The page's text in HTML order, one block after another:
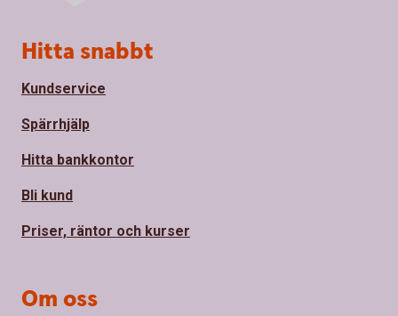
Sidfot
Hitta snabbt
Kundservice
Spärrhjälp
Hitta bankkontor
Bli kund
Priser, räntor och kurser
Om oss